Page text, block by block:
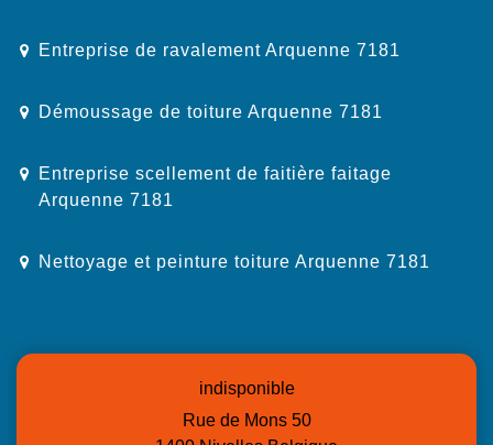
Entreprise de ravalement Arquenne 7181
Démoussage de toiture Arquenne 7181
Entreprise scellement de faitière faitage
Arquenne 7181
Nettoyage et peinture toiture Arquenne 7181
indisponible
Rue de Mons 50